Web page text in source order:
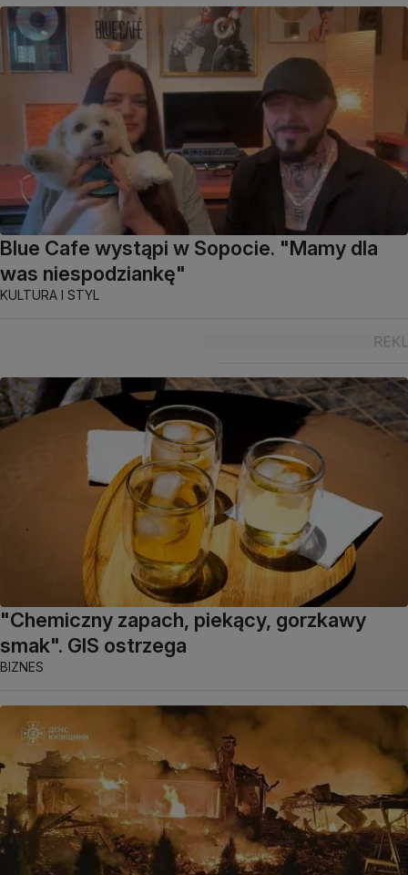
Blue Cafe wystąpi w Sopocie. "Mamy dla
was niespodziankę"
KULTURA I STYL
"Chemiczny zapach, piekący, gorzkawy
smak". GIS ostrzega
BIZNES